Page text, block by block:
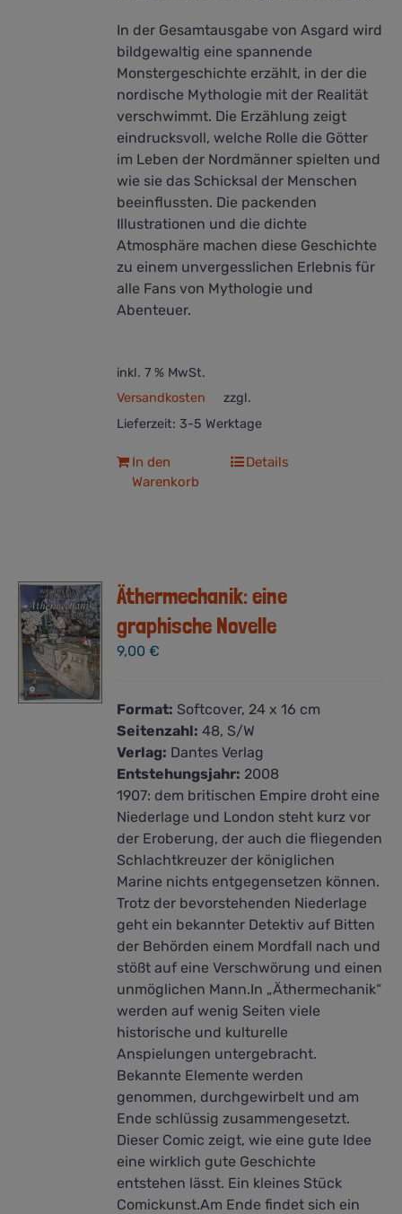
In der Gesamtausgabe von Asgard wird
bildgewaltig eine spannende
Monstergeschichte erzählt, in der die
nordische Mythologie mit der Realität
verschwimmt. Die Erzählung zeigt
eindrucksvoll, welche Rolle die Götter
im Leben der Nordmänner spielten und
wie sie das Schicksal der Menschen
beeinflussten. Die packenden
Illustrationen und die dichte
Atmosphäre machen diese Geschichte
zu einem unvergesslichen Erlebnis für
alle Fans von Mythologie und
Abenteuer.
inkl. 7 % MwSt.
zzgl.
Versandkosten
Lieferzeit: 3-5 Werktage
In den
Warenkorb
Details
Äthermechanik: eine
graphische Novelle
9,00€
Format: Softcover, 24 x 16 cm
Seitenzahl: 48, S/W
Verlag: Dantes Verlag
Entstehungsjahr: 2008
1907: dem britischen Empire droht eine
Niederlage und London steht kurz vor
der Eroberung, der auch die fliegenden
Schlachtkreuzer der königlichen
Marine nichts entgegensetzen können.
Trotz der bevorstehenden Niederlage
geht ein bekannter Detektiv auf Bitten
der Behörden einem Mordfall nach und
stößt auf eine Verschwörung und einen
unmöglichen Mann.In „Äthermechanik“
werden auf wenig Seiten viele
historische und kulturelle
Anspielungen untergebracht.
Bekannte Elemente werden
genommen, durchgewirbelt und am
Ende schlüssig zusammengesetzt.
Dieser Comic zeigt, wie eine gute Idee
eine wirklich gute Geschichte
entstehen lässt. Ein kleines Stück
Comickunst.Am Ende findet sich ein